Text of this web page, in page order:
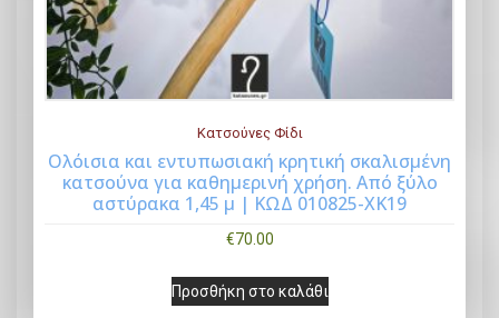
Buy Now
Κατσούνες Φίδι
Ολόισια και εντυπωσιακή κρητική σκαλισμένη
κατσούνα για καθημερινή χρήση. Από ξύλο
αστύρακα 1,45 μ | ΚΩΔ 010825-ΧΚ19
€70.00
Προσθήκη στο καλάθι